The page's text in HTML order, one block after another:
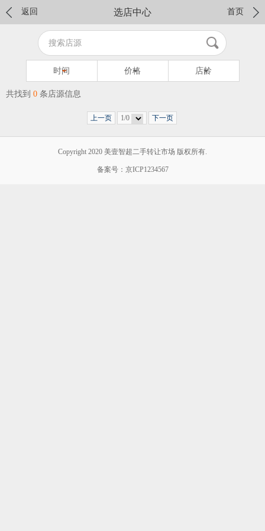
返回 首页
选店中心
时间 价格 店龄
共找到 0 条店源信息
上一页 1/0 下一页
Copyright 2020 美壹智超二手转让市场 版权所有.
备案号：京ICP1234567